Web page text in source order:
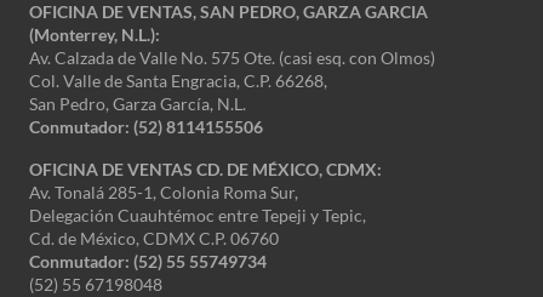
OFICINA DE VENTAS, SAN PEDRO, GARZA GARCIA
(Monterrey, N.L.):
Av. Calzada de Valle No. 575 Ote. (casi esq. con Olmos)
Col. Valle de Santa Engracia, C.P. 66268,
San Pedro, Garza García, N.L.
Conmutador: (52) 8114155506
OFICINA DE VENTAS CD. DE MÉXICO, CDMX:
Av. Tonalá 285-1, Colonia Roma Sur,
Delegación Cuauhtémoc entre Tepeji y Tepic,
Cd. de México, CDMX C.P. 06760
Conmutador: (52) 55 55749734
(52) 55 67198048